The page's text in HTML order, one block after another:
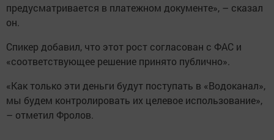
предусматривается в платежном документе», – сказал
он.
Спикер добавил, что этот рост согласован с ФАС и
«соответствующее решение принято публично».
«Как только эти деньги будут поступать в «Водоканал»,
мы будем контролировать их целевое использование»,
– отметил Фролов.